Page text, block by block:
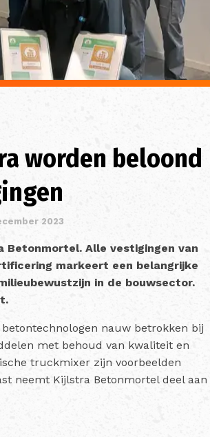
worden beloond
2023
Betonmortel. Alle vestigingen van
markeert een belangrijke
in de bouwsector.
nauw betrokken bij
met behoud van kwaliteit en
truckmixer zijn voorbeelden
neemt Kijlstra Betonmortel deel aan